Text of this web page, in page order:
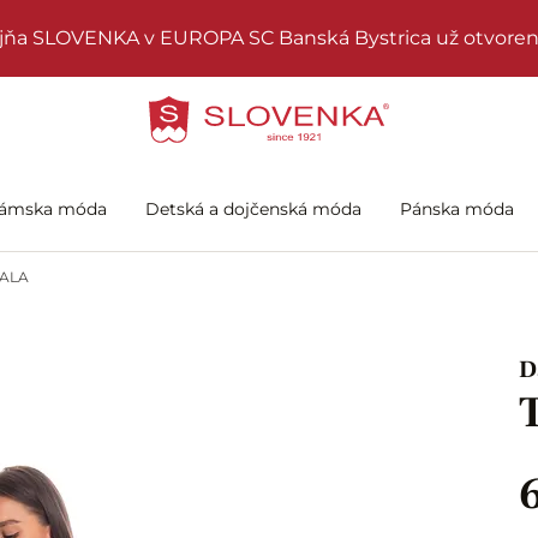
SLOVENKA v EUROPA SC Banská Bystrica už
móda Detská a dojčenská móda Pánska móda